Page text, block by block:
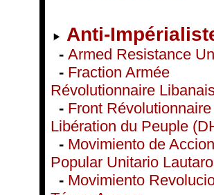
Anti-
- Armed Resistance
- Fraction Armée
Révolutionnaire
- Front
Libération du Peuple
- Movimiento de Accion
Popular Unitario Lautaro
- Movimiento